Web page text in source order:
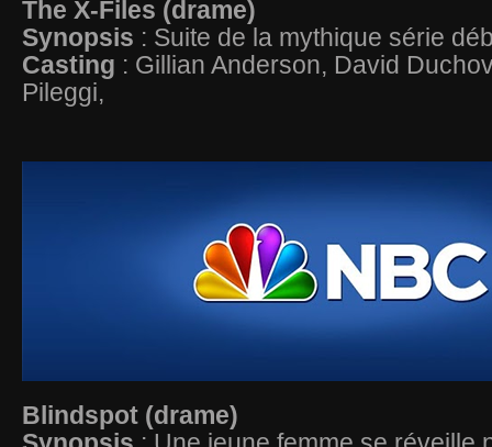
The X-Files (drame)
Synopsis : Suite de la mythique série
Casting : Gillian Anderson, David
Pileggi,
Blindspot (drame)